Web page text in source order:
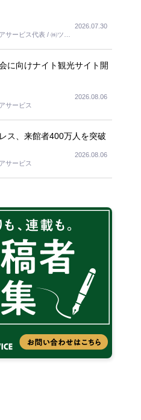
サービス代表 / ㈱ツー
2026.07.30
に向けナイト観光サイト開
サービス
2026.08.06
ス、来館者400万人を突破
サービス
2026.08.06